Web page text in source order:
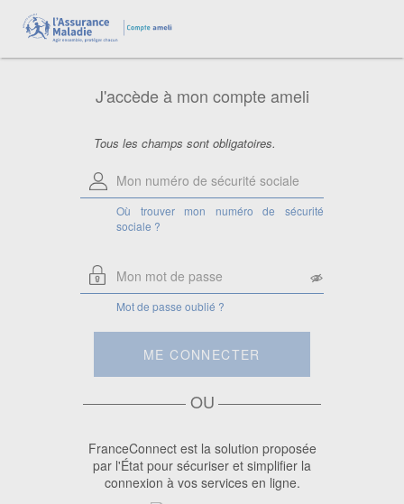
J'accède à mon compte ameli
Tous les champs sont obligatoires.
Où trouver mon numéro de sécurité
sociale ?
sociale
Saisissez votre numéro de sécurité
Attention, si vous êtes ayant droit,
saisissez le numéro de sécurité sociale
rattaché.
Mot de passe oublié ?
ME CONNECTER
OU
FranceConnect est la solution proposée
par l'État pour sécuriser et simplifier la
connexion à vos services en ligne.